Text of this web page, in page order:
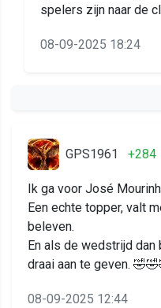
spelers zijn naar de
08-09-2025 18:24
GPS1961 +284
Ik ga voor José
Een echte topper, valt
beleven.
En als de wedstrijd
draai aan te geven.
08-09-2025 12:44